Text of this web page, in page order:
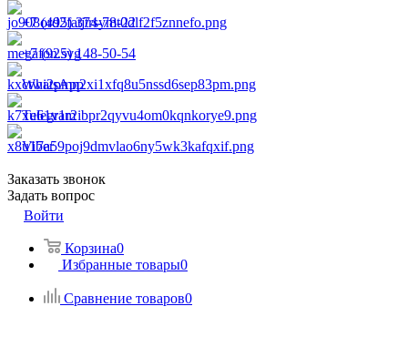
+7 (495) 374-78-22
+7 (925) 148-50-54
WhatsApp
Telegram
Viber
Заказать звонок
Задать вопрос
Войти
Корзина0
Избранные товары0
Сравнение товаров0